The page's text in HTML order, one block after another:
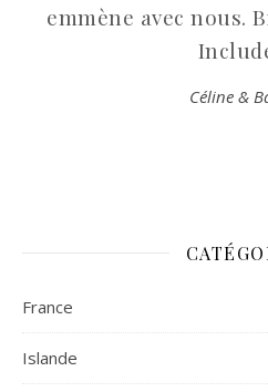
emmène avec nous.
Céline &
France
Islande